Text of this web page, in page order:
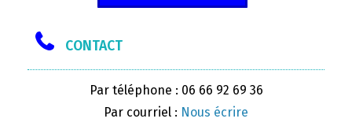
CONTACT
Par téléphone : 06 66 92 69 36
Par courriel : Nous écrire